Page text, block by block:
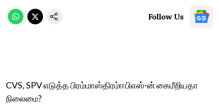
Follow Us
CVS, SPV எடுத்த பிரம்மாஸ்திரம்ஈபிஎஸ்-ன் கைமீறியதா
நிலைமை?